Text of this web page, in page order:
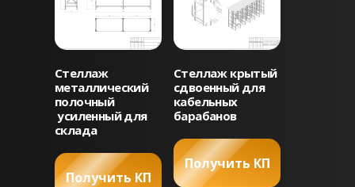
Стеллаж
металлический
полочный
усиленный для
склада
Получить КП
Стеллаж крытый
сдвоенный для
кабельных
барабанов
Получить КП